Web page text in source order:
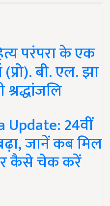
परंपरा के एक
बी. एल. झा
Update: 24वीं
जानें कब मिल
कैसे चेक करें